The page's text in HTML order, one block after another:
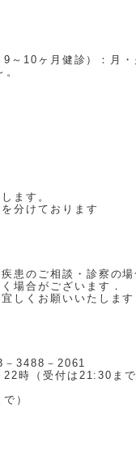
～10ヶ月健診）：月
ます。
分けております
患のご相談・診察の場
場合がございます．
しくお願いいたします
3488－2061
時（受付は21:30まで
）